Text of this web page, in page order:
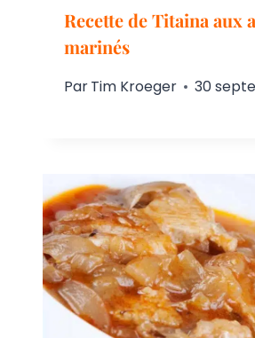
Recette de Titaina aux
marinés
ParTim Kroeger 30